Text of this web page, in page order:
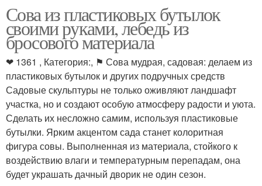
Сова из пластиковых бутылок
своими руками, лебедь из
бросового материала
❤ 1361 , Категория:, ⚑ Сова мудрая, садовая: делаем из
пластиковых бутылок и других подручных средств
Садовые скульптуры не только оживляют ландшафт
участка, но и создают особую атмосферу радости и уюта.
Сделать их несложно самим, используя пластиковые
бутылки. Ярким акцентом сада станет колоритная
фигура совы. Выполненная из материала, стойкого к
воздействию влаги и температурным перепадам, она
будет украшать дачный дворик не один сезон.